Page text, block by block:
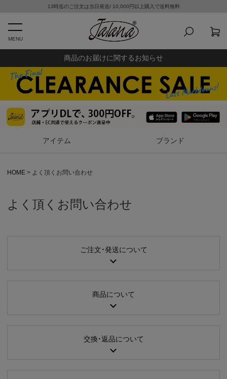
13時迄のご注文は当日発送/ 10,000円以上購入で送料無料
MENU
商品のお届けに関するお知らせ
アイテム ブランド
HOME よく頂くお問い合わせ
よく頂くお問い合わせ
ご注文・発送について
商品について
交換・返品について